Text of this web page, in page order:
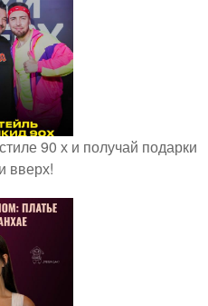
90 х и получай подарки
вверх!